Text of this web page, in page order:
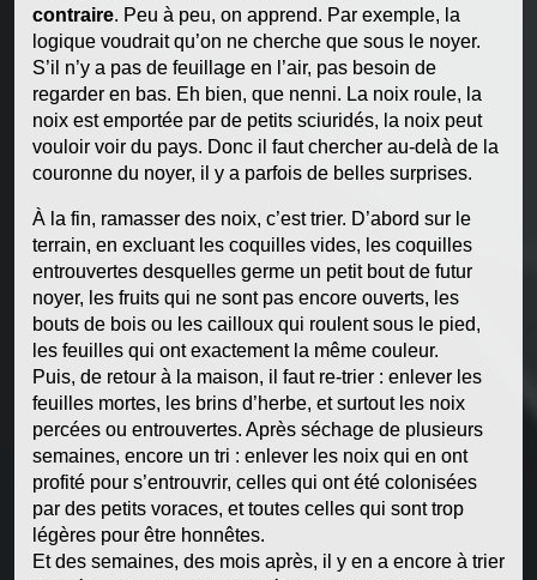
contraire. Peu à peu, on apprend. Par exemple, la
logique voudrait qu’on ne cherche que sous le noyer.
S’il n’y a pas de feuillage en l’air, pas besoin de
regarder en bas. Eh bien, que nenni. La noix roule, la
noix est emportée par de petits sciuridés, la noix peut
vouloir voir du pays. Donc il faut chercher au-delà de la
couronne du noyer, il y a parfois de belles surprises.
À la fin, ramasser des noix, c’est trier. D’abord sur le
terrain, en excluant les coquilles vides, les coquilles
entrouvertes desquelles germe un petit bout de futur
noyer, les fruits qui ne sont pas encore ouverts, les
bouts de bois ou les cailloux qui roulent sous le pied,
les feuilles qui ont exactement la même couleur.
Puis, de retour à la maison, il faut re-trier : enlever les
feuilles mortes, les brins d’herbe, et surtout les noix
percées ou entrouvertes. Après séchage de plusieurs
semaines, encore un tri : enlever les noix qui en ont
profité pour s’entrouvrir, celles qui ont été colonisées
par des petits voraces, et toutes celles qui sont trop
légères pour être honnêtes.
Et des semaines, des mois après, il y en a encore à trier